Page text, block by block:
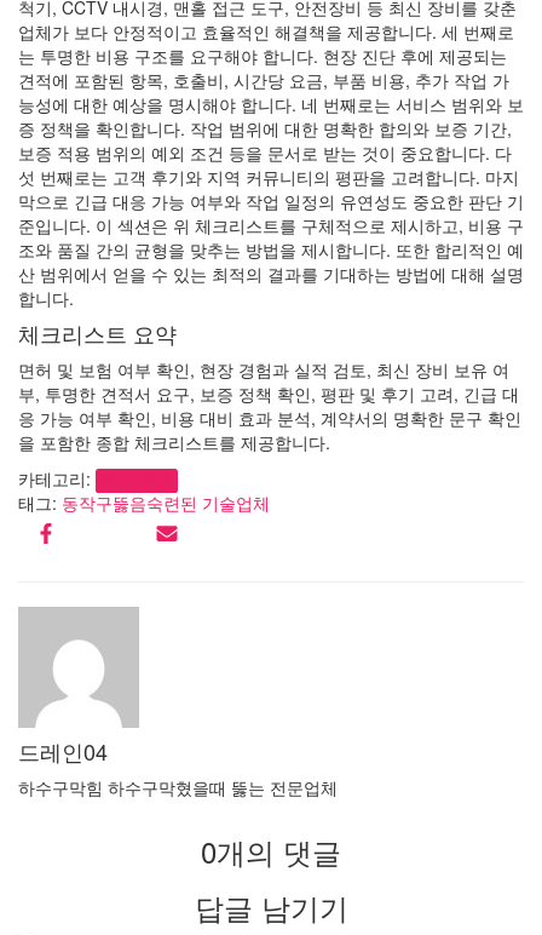
척기, CCTV 내시경, 맨홀 접근 도구, 안전장비 등 최신 장비를 갖춘
업체가 보다 안정적이고 효율적인 해결책을 제공합니다. 세 번째로
는 투명한 비용 구조를 요구해야 합니다. 현장 진단 후에 제공되는
견적에 포함된 항목, 호출비, 시간당 요금, 부품 비용, 추가 작업 가
능성에 대한 예상을 명시해야 합니다. 네 번째로는 서비스 범위와 보
증 정책을 확인합니다. 작업 범위에 대한 명확한 합의와 보증 기간,
보증 적용 범위의 예외 조건 등을 문서로 받는 것이 중요합니다. 다
섯 번째로는 고객 후기와 지역 커뮤니티의 평판을 고려합니다. 마지
막으로 긴급 대응 가능 여부와 작업 일정의 유연성도 중요한 판단 기
준입니다. 이 섹션은 위 체크리스트를 구체적으로 제시하고, 비용 구
조와 품질 간의 균형을 맞추는 방법을 제시합니다. 또한 합리적인 예
산 범위에서 얻을 수 있는 최적의 결과를 기대하는 방법에 대해 설명
합니다.
체크리스트 요약
면허 및 보험 여부 확인, 현장 경험과 실적 검토, 최신 장비 보유 여
부, 투명한 견적서 요구, 보증 정책 확인, 평판 및 후기 고려, 긴급 대
응 가능 여부 확인, 비용 대비 효과 분석, 계약서의 명확한 문구 확인
을 포함한 종합 체크리스트를 제공합니다.
카테고리:
태그: 동작구뚫음숙련된 기술업체
드레인04
하수구막힘 하수구막혔을때 뚫는 전문업체
0개의 댓글
답글 남기기